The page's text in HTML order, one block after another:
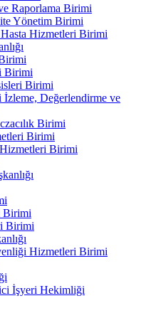
Raporlama Birimi
Yönetim Birimi
Hasta Hizmetleri Birimi
Birimi
Birimi
İzleme, Değerlendirme ve
Birimi
Birimi
Birimi
Birimi
Birimi
Hizmetleri Birimi
İşyeri Hekimliği